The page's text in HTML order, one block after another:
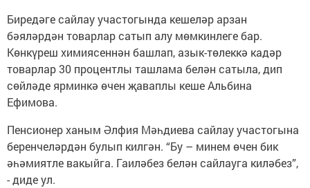
Биредәге сайлау участогында кешеләр арзан
бәяләрдән товарлар сатып алу мөмкинлеге бар.
Көнкүреш химиясеннән башлап, азык-төлеккә кадәр
товарлар 30 процентлы ташлама белән сатыла, дип
сөйләде ярминкә өчен җаваплы кеше Альбина
Ефимова.
Пенсионер ханым Әлфия Мәһдиева сайлау участогына
беренчеләрдән булып килгән. “Бу – минем өчен бик
әһәмиятле вакыйга. Гаиләбез белән сайлауга киләбез”,
- диде ул.